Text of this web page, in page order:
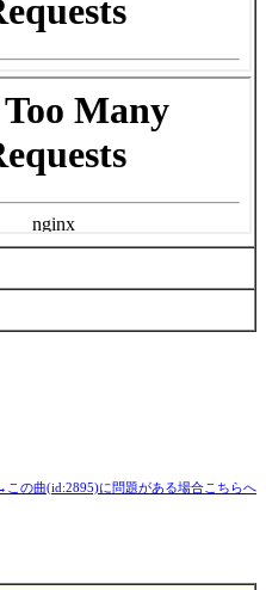
この曲(id:2895)に問題がある場合こちらへ